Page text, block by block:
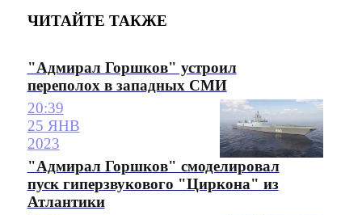
ЧИТАЙТЕ ТАКЖЕ
"Адмирал Горшков" устроил
переполох в западных СМИ
20:39
25 ЯНВ
2023
"Адмирал Горшков" смоделировал
пуск гиперзвукового "Циркона" из
Атлантики